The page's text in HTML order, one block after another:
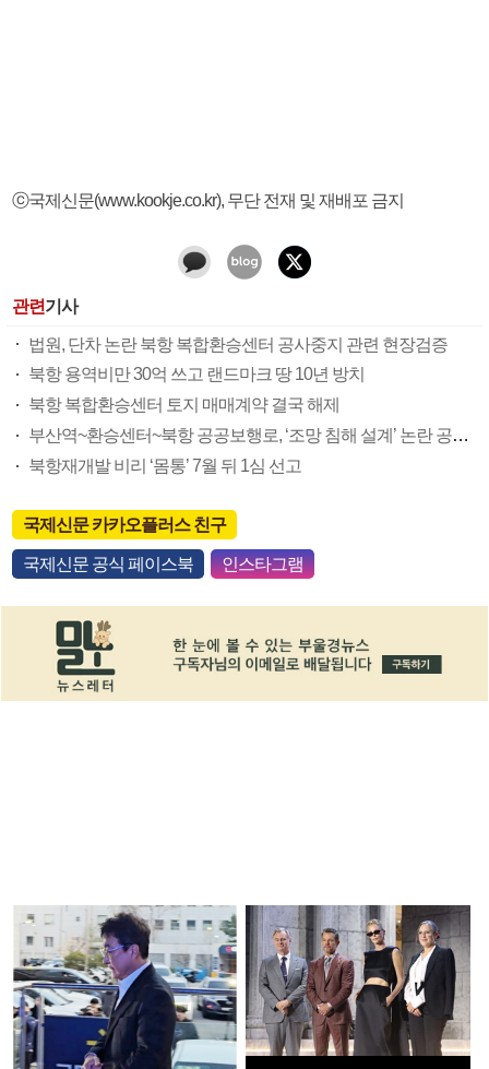
ⓒ국제신문(www.kookje.co.kr), 무단 전재 및 재배포 금지
관련기사
법원, 단차 논란 북항 복합환승센터 공사중지 관련 현장검증
북항 용역비만 30억 쓰고 랜드마크 땅 10년 방치
북항 복합환승센터 토지 매매계약 결국 해제
부산역~환승센터~북항 공공보행로, ‘조망 침해 설계’ 논란 공사중단 위기
북항재개발 비리 ‘몸통’ 7월 뒤 1심 선고
국제신문 카카오플러스 친구
국제신문 공식 페이스북 인스타그램